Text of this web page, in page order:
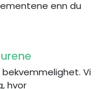
enn du
Vi
hvor